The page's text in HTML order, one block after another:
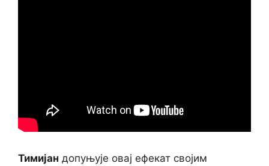
Тимијан допуњује овај ефекат својим